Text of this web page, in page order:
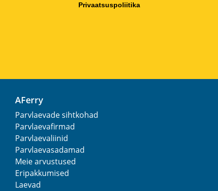
Privaatsuspoliitika
AFerry
Parvlaevade sihtkohad
Parvlaevafirmad
Parvlaevaliinid
Parvlaevasadamad
Meie arvustused
Eripakkumised
Laevad